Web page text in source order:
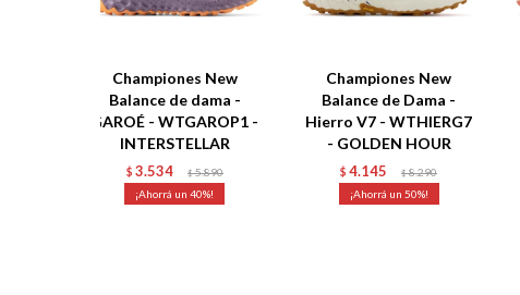
Championes New
Balance de dama -
GAROÉ - WTGAROP1 -
INTERSTELLAR
$ 3.534 $ 5.890
40
Championes New
Balance de Dama -
Hierro V7 - WTHIERG7
- GOLDEN HOUR
$ 4.145 $ 8.290
50